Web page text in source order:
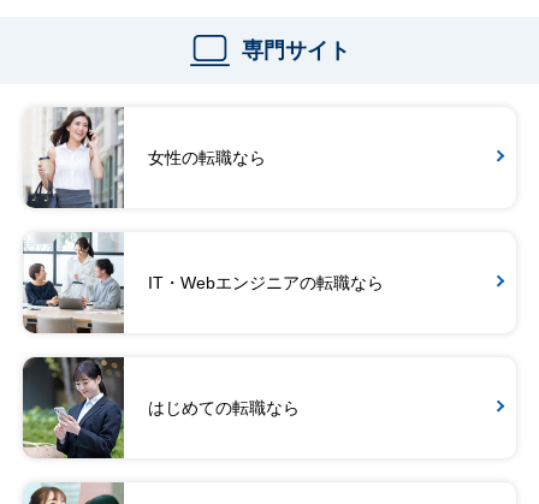
専門サイト
女性の転職なら
IT・Webエンジニアの転職なら
はじめての転職なら